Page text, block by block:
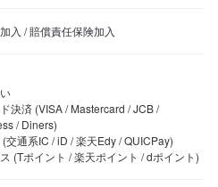
入 / 賠償責任保険加入
決済 (VISA / Mastercard / JCB /
/ Diners)
交通系IC / iD / 楽天Edy / QUICPay)
(Tポイント / 楽天ポイント / dポイント)